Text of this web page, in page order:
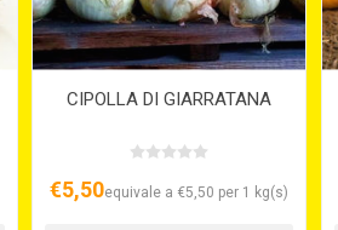
CIPOLLA DI GIARRATANA
€5,50equivale a €5,50 per 1 kg(s)